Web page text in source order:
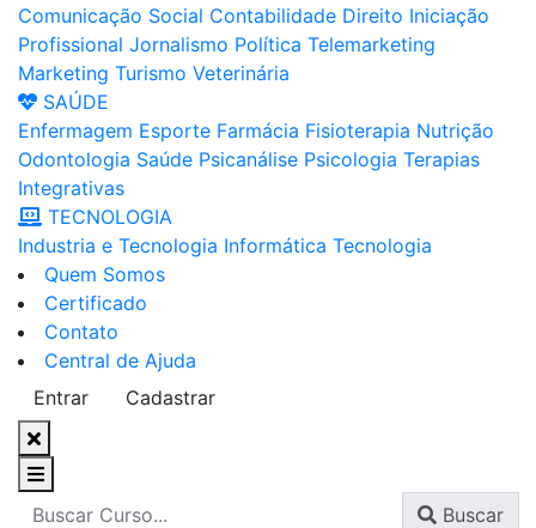
Comunicação Social Contabilidade Direito Iniciação
Profissional Jornalismo Política Telemarketing
Marketing Turismo Veterinária
SAÚDE
Enfermagem Esporte Farmácia Fisioterapia Nutrição
Odontologia Saúde Psicanálise Psicologia Terapias
Integrativas
TECNOLOGIA
Industria e Tecnologia Informática Tecnologia
Quem Somos
Certificado
Contato
Central de Ajuda
Entrar
Cadastrar
Buscar